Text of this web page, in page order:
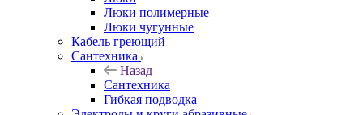
Люки полимерные
Люки чугунные
Кабель греющий
Сантехника
Назад
Сантехника
Гибкая подводка